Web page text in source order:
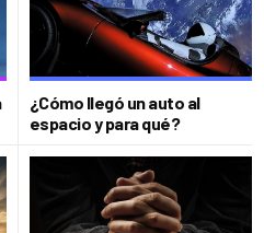
¿Cómo llegó un auto al
espacio y para qué?